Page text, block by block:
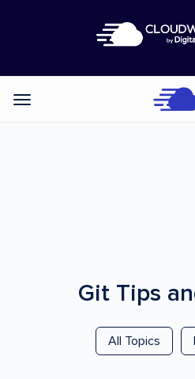
Categories
Git Tips
All Topics